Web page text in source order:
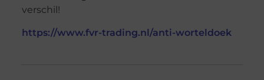
verschil!
https://www.fvr-trading.nl/anti-worteldoek